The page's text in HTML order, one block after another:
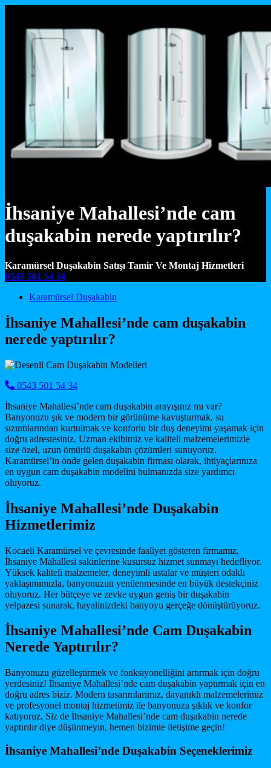
İhsaniye Mahallesi’nde cam
duşakabin nerede yaptırılır?
Karamürsel Duşakabin Satışı Tamir Ve Montaj Hizmetleri
0543 501 54 34
Main Navigation
Karamürsel Duşakabin
İhsaniye Mahallesi’nde cam duşakabin
nerede yaptırılır?
0543 501 54 34
İhsaniye Mahallesi’nde cam duşakabin arayışınız mı var?
Banyonuzu şık ve modern bir görünüme kavuşturmak, su
sızıntılarından kurtulmak ve konforlu bir duş deneyimi yaşamak için
doğru adrestesiniz. Uzman ekibimiz ve kaliteli malzemelerimizle
size özel, uzun ömürlü duşakabin çözümleri sunuyoruz.
Karamürsel’in önde gelen duşakabin firması olarak, ihtiyaçlarınıza
en uygun cam duşakabin modelini bulmanızda size yardımcı
oluyoruz.
İhsaniye Mahallesi’nde Duşakabin
Hizmetlerimiz
Kocaeli Karamürsel ve çevresinde faaliyet gösteren firmamız,
İhsaniye Mahallesi sakinlerine kusursuz hizmet sunmayı hedefliyor.
Yüksek kaliteli malzemeler, deneyimli ustalar ve müşteri odaklı
yaklaşımımızla, banyonuzun yenilenmesinde en büyük destekçiniz
oluyoruz. Her bütçeye ve zevke uygun geniş bir duşakabin
yelpazesi sunarak, hayalinizdeki banyoyu gerçeğe dönüştürüyoruz.
İhsaniye Mahallesi’nde Cam Duşakabin
Nerede Yaptırılır?
Banyonuzu güzelleştirmek ve fonksiyonelliğini artırmak için doğru
yerdesiniz! İhsaniye Mahallesi’nde cam duşakabin yaptırmak için en
doğru adres biziz. Modern tasarımlarımız, dayanıklı malzemelerimiz
ve profesyonel montaj hizmetimiz ile banyonuza şıklık ve konfor
katıyoruz. Siz de İhsaniye Mahallesi’nde cam duşakabin nerede
yaptırılır diye düşünmeyin, hemen bizimle iletişime geçin!
İhsaniye Mahallesi’nde Duşakabin Seçeneklerimiz